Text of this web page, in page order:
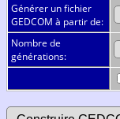
Générer un fichier
GEDCOM à partir de:
Nombre de
générations: